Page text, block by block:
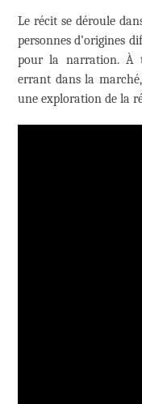
Le récit se déroule
personnes d’origines
pour la narration. À
errant dans la
une exploration de la